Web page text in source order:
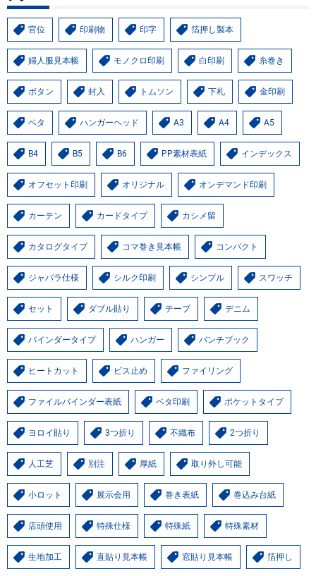
官位 印刷物 印字 箔押し製本
婦人服見本帳 モノクロ印刷 白印刷 糸巻き
ボタン 封入 トムソン 下札 金印刷
ベタ ハンガーヘッド A3 A4 A5
B4 B5 B6 PP素材表紙 インデックス
オフセット印刷 オリジナル オンデマンド印刷
カーテン カードタイプ カシメ留
カタログタイプ コマ巻き見本帳 コンパクト
ジャバラ仕様 シルク印刷 シンプル スワッチ
セット ダブル貼り テープ デニム
バインダータイプ ハンガー バンチブック
ヒートカット ビス止め ファイリング
ファイルバインダー表紙 ベタ印刷 ポケットタイプ
ヨロイ貼り 3つ折り 不織布 2つ折り
人工芝 別注 厚紙 取り外し可能
小ロット 展示会用 巻き表紙 巻込み台紙
店頭使用 特殊仕様 特殊紙 特殊素材
生地加工 直貼り見本帳 窓貼り見本帳 箔押し